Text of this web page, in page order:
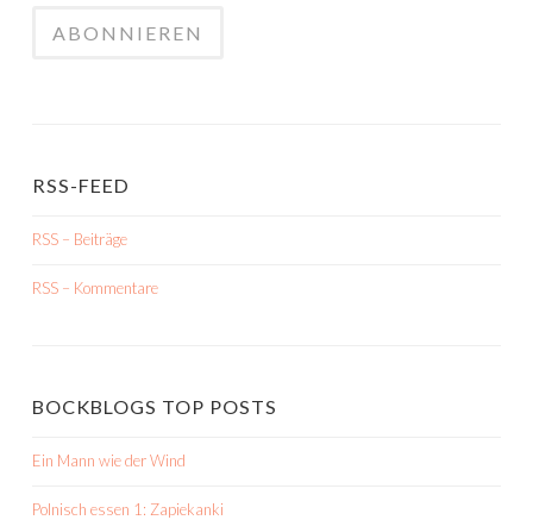
RSS-FEED
RSS – Beiträge
RSS – Kommentare
BOCKBLOGS TOP POSTS
Ein Mann wie der Wind
Polnisch essen 1: Zapiekanki